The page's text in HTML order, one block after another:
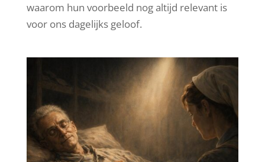
waarom hun voorbeeld nog altijd relevant is
voor ons dagelijks geloof.